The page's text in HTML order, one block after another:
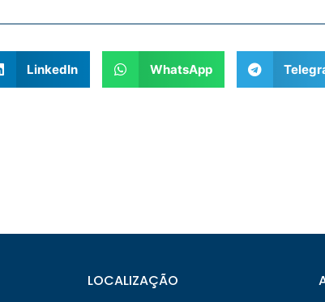
LinkedIn WhatsApp
LOCALIZAÇÃO